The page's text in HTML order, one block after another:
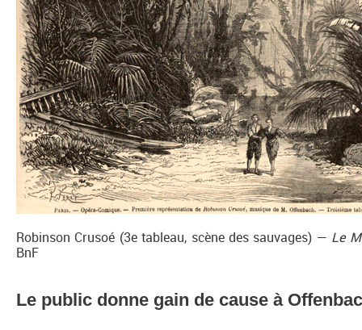
Robinson Crusoé (3e tableau, scène des sauvages) — Le
BnF
Le public donne gain de cause à